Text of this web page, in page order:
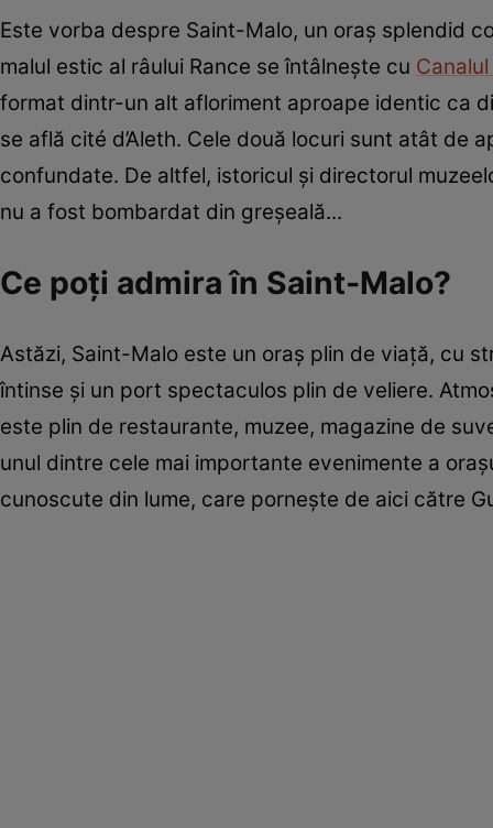
Este vorba despre Saint-Malo, un oraș splendid
malul estic al râului Rance se întâlnește cu
format dintr-un alt afloriment aproape identic ca
se află cité d’Aleth. Cele două locuri sunt atât
confundate. De altfel, istoricul și directorul
nu a fost bombardat din greșeală...
Ce poți admira în Saint-Malo?
Astăzi, Saint-Malo este un oraș plin de viață, cu
întinse și un port spectaculos plin de veliere.
este plin de restaurante, muzee, magazine de
unul dintre cele mai importante evenimente a
cunoscute din lume, care pornește de aici către